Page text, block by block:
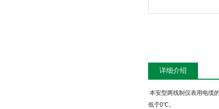
详细介绍
本安型两线制仪表用电缆
低于0℃。